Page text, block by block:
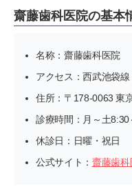
齋藤歯科医院の基本
名称：齋藤歯科医院
アクセス：西武池袋
住所：〒178-0063 東
診療時間：月～土
休診日：日曜・祝日
公式サイト： 齋藤歯科